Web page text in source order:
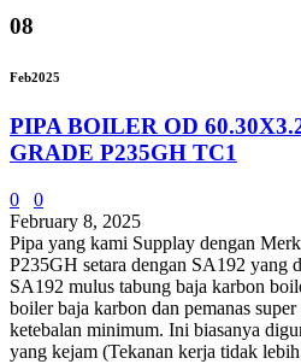
08
Feb2025
PIPA BOILER OD
GRADE P235GH TC1
0
0
February 8, 2025
Pipa yang kami Supplay dengan
P235GH setara dengan SA192
SA192 mulus tabung baja karbon
boiler baja karbon dan pemanas
ketebalan minimum. Ini biasanya
yang kejam (Tekanan kerja tidak